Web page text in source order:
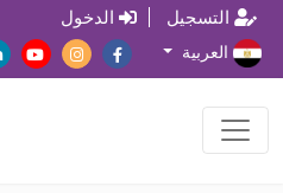
التسجيل الدخول
العربية